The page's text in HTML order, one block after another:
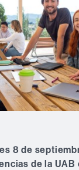
8 de
de la UAB